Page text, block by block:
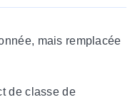
mais remplacée
de classe de